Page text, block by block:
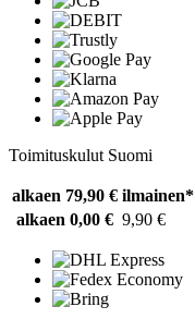
Toimituskulut Suomi
alkaen 79,90 € ilmainen*
alkaen 0,00 € 9,90 €